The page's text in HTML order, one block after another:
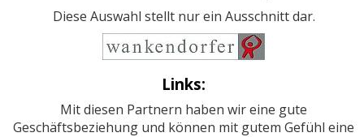
Diese Auswahl stellt nur ein Ausschnitt dar.
Links:
Mit diesen Partnern haben wir eine gute
Geschäftsbeziehung und können mit gutem Gefühl eine